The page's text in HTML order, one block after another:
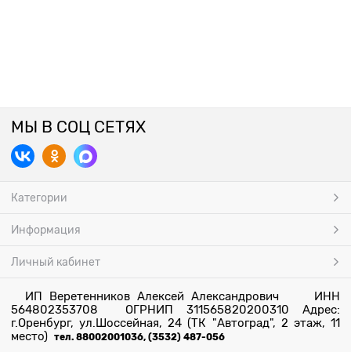
МЫ В СОЦ СЕТЯХ
Категории
Информация
Личный кабинет
ИП Веретенников Алексей Александрович ИНН
564802353708 ОГРНИП 311565820200310 Адрес:
г.Оренбург, ул.Шоссейная, 24 (ТК "Автоград", 2 этаж, 11
место) тел. 88002001036, (3532) 487-056